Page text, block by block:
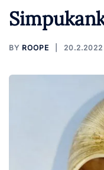
BY ROOPE 20.2.2022